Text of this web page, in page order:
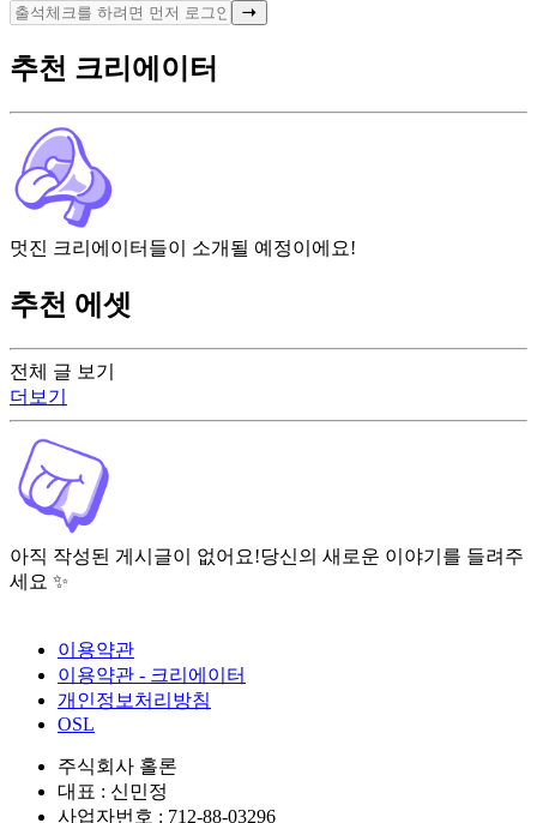
전체 글 보기
더보기
아직 작성된 게시글이 없어요!당신의 새로운 이야기를 들려주
세요 ✨
추천 크리에이터
멋진 크리에이터들이 소개될 예정이에요!
추천 에셋
이용약관
이용약관 - 크리에이터
개인정보처리방침
OSL
주식회사 홀론
대표 : 신민정
사업자번호 : 712-88-03296